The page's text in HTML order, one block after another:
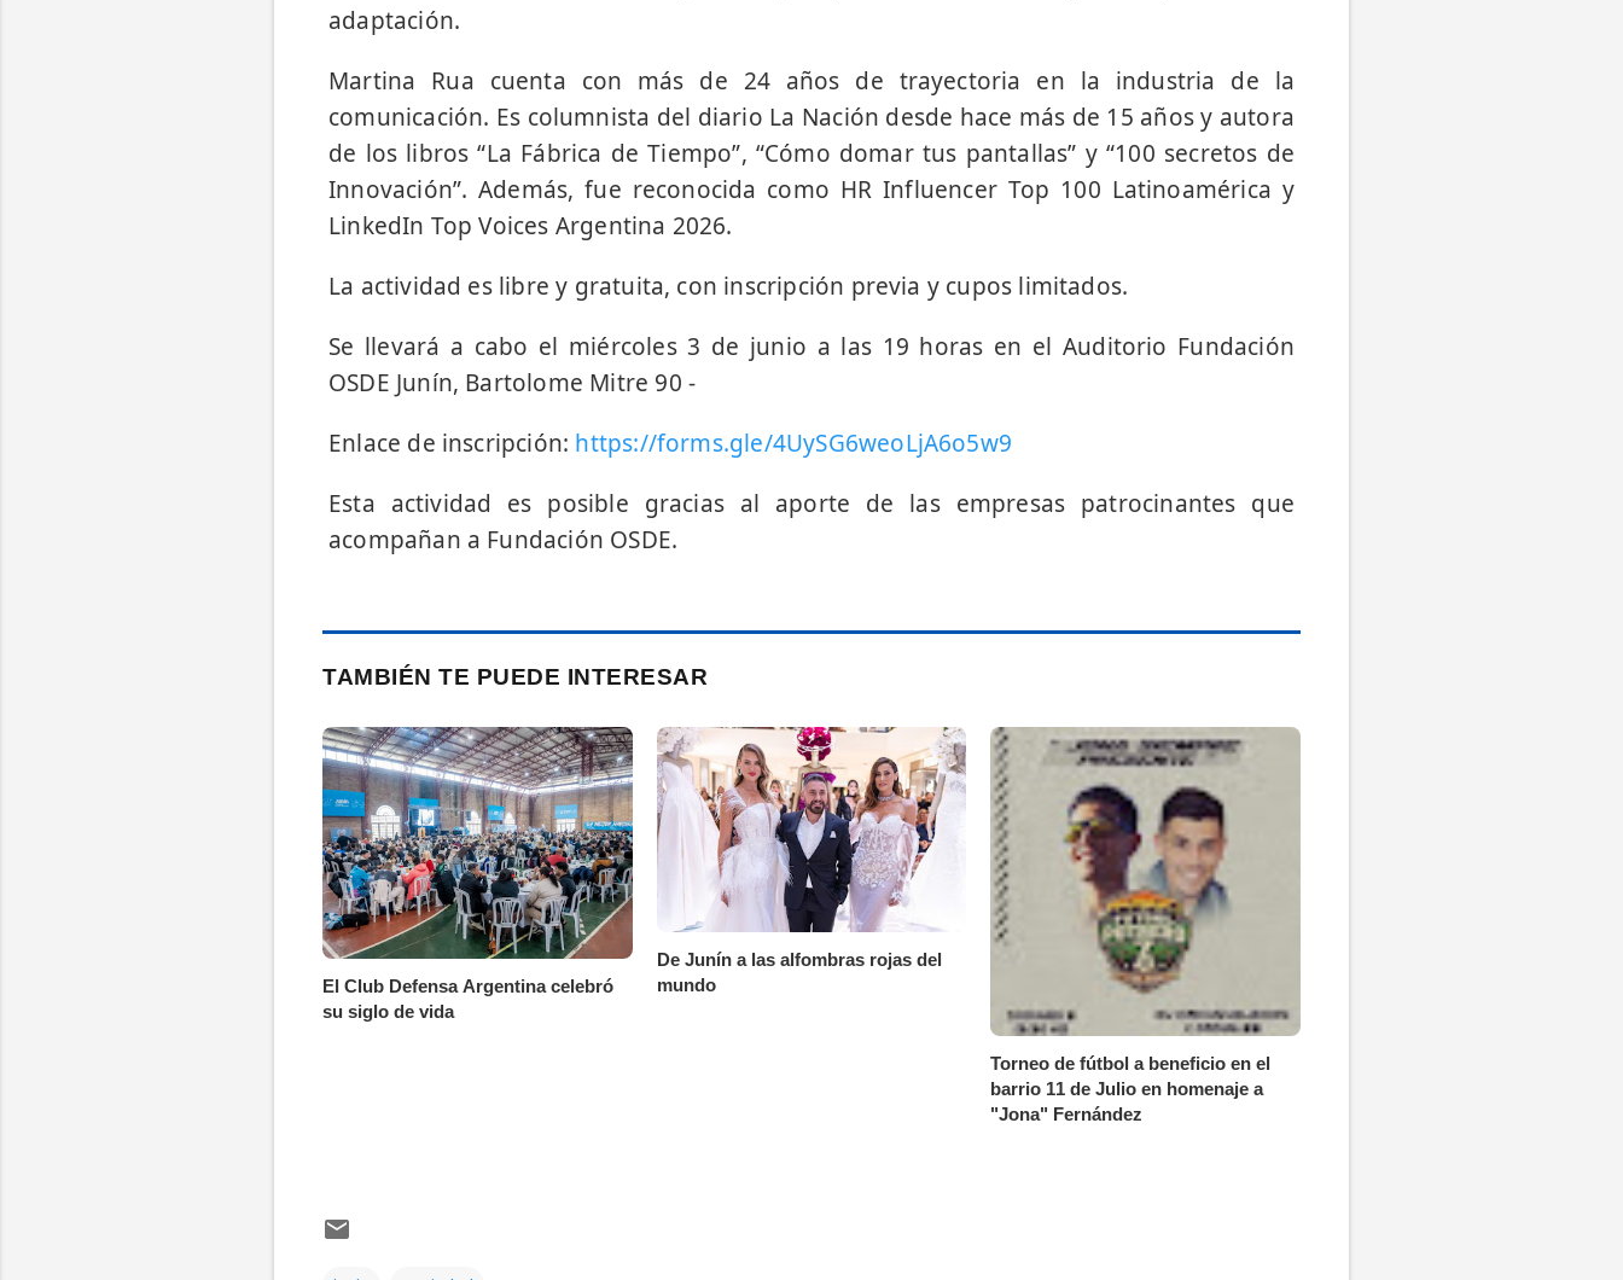
adaptación.
Martina Rua cuenta con más de 24 años de trayectoria en la industria de la
comunicación. Es columnista del diario La Nación desde hace más de 15 años y autora
de los libros “La Fábrica de Tiempo”, “Cómo domar tus pantallas” y “100 secretos de
Innovación”. Además, fue reconocida como HR Influencer Top 100 Latinoamérica y
LinkedIn Top Voices Argentina 2026.
La actividad es libre y gratuita, con inscripción previa y cupos limitados.
Se llevará a cabo el miércoles 3 de junio a las 19 horas en el Auditorio Fundación
OSDE Junín, Bartolome Mitre 90 -
Enlace de inscripción: https://forms.gle/4UySG6weoLjA6o5w9
Esta actividad es posible gracias al aporte de las empresas patrocinantes que
acompañan a Fundación OSDE.
TAMBIÉN TE PUEDE INTERESAR
El Club Defensa Argentina celebró
su siglo de vida
De Junín a las alfombras rojas del
mundo
Torneo de fútbol a beneficio en el
barrio 11 de Julio en homenaje a
"Jona" Fernández